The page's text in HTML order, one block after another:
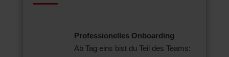
Professionelles Onboarding
Ab Tag eins bist du Teil des Teams: